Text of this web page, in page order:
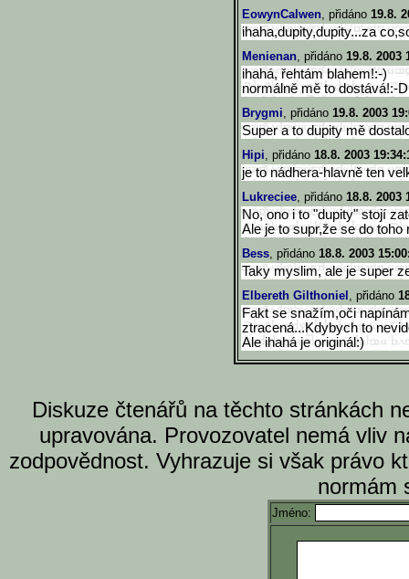
EowynCalwen, přidáno 19.8.
ihaha,dupity,dupity...za
Menienan, přidáno 19.8. 2003
ihahá, řehtám blahem!:-)
normálně mě to dostává!:-D
Brygmi, přidáno 19.8. 2003
Super a to dupity mě
Hipi, přidáno 18.8. 2003
je to nádhera-hlavně ten
Lukreciee, přidáno 18.8. 2003
No, ono i to "dupity" stojí
Ale je to supr,že se do toho
Bess, přidáno 18.8. 2003
Taky myslim, ale je super
Elbereth Gilthoniel , přidáno
Fakt se snažím,oči
ztracená...Kdybych to
Ale ihahá je originál:)
Diskuze čtenářů na těchto stránkách
upravována. Provozovatel nemá vliv
zodpovědnost. Vyhrazuje si však právo
normám
Jméno: